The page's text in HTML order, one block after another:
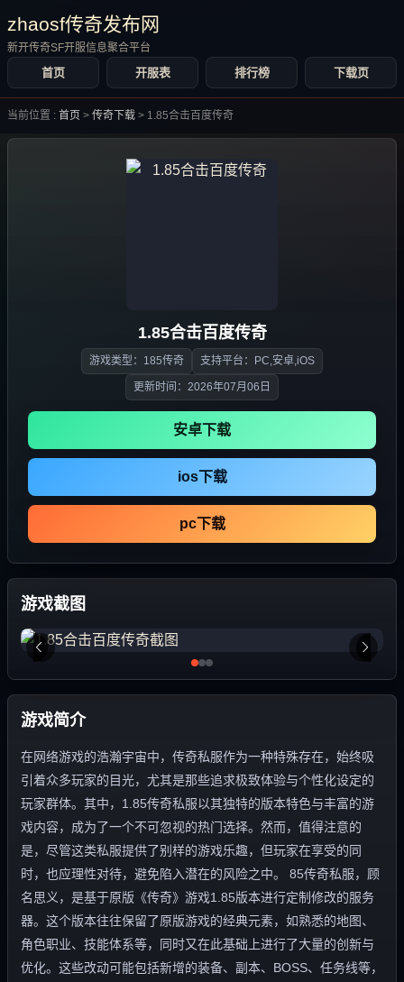
zhaosf传奇发布网
新开传奇SF开服信息聚合平台
首页 开服表 排行榜 下载页
当前位置 : 首页 > 传奇下载 > 1.85合击百度传奇
1.85合击百度传奇
游戏类型：185传奇 支持平台：PC,安卓,iOS
更新时间：2026年07月06日
安卓下载
ios下载
pc下载
游戏截图
游戏简介
在网络游戏的浩瀚宇宙中，传奇私服作为一种特殊存在，始终吸
引着众多玩家的目光，尤其是那些追求极致体验与个性化设定的
玩家群体。其中，1.85传奇私服以其独特的版本特色与丰富的游
戏内容，成为了一个不可忽视的热门选择。然而，值得注意的
是，尽管这类私服提供了别样的游戏乐趣，但玩家在享受的同
时，也应理性对待，避免陷入潜在的风险之中。 85传奇私服，顾
名思义，是基于原版《传奇》游戏1.85版本进行定制修改的服务
器。这个版本往往保留了原版游戏的经典元素，如熟悉的地图、
角色职业、技能体系等，同时又在此基础上进行了大量的创新与
优化。这些改动可能包括新增的装备、副本、BOSS、任务线等，